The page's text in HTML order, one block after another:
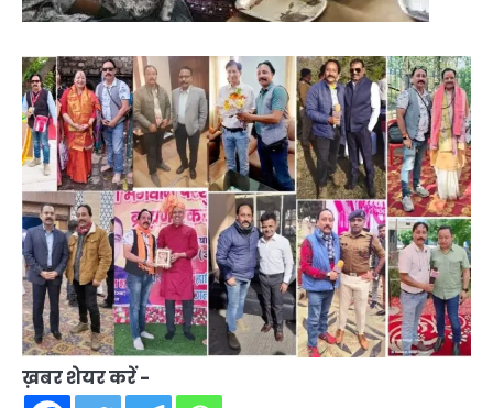
ख़बर शेयर करें -